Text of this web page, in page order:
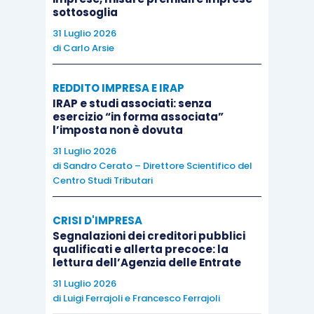
servizio.
Tipologia di servizio
Importo
agevolazione
materiali innovativi
Realizzazione di prototipi 13.000 €
Realizzazione di stampi 35.000 €
la catena produttiva
sottosoglia
31 Luglio 2026
di Carlo Arsie
REDDITO IMPRESA E IRAP
IRAP e studi associati: senza
esercizio “in forma associata”
l’imposta non è dovuta
31 Luglio 2026
di Sandro Cerato – Direttore Scientifico del
Centro Studi Tributari
CRISI D'IMPRESA
Segnalazioni dei creditori pubblici
qualificati e allerta precoce: la
lettura dell’Agenzia delle Entrate
31 Luglio 2026
di Luigi Ferrajolie Francesco Ferrajoli